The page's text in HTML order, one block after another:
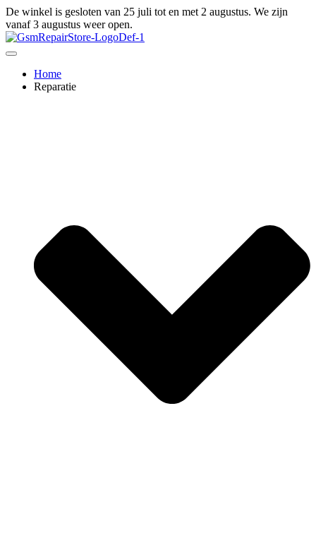
Ga
naar
de
inhoud
De winkel is gesloten van 25 juli tot en met 2 augustus. We zijn
vanaf 3 augustus weer open.
Home
Reparatie